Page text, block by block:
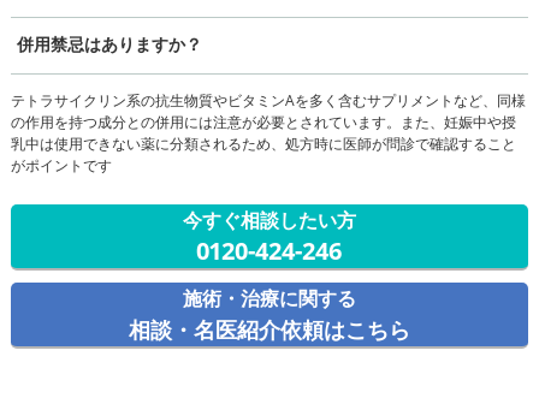
併用禁忌はありますか？
テトラサイクリン系の抗生物質やビタミンAを多く含むサプリメントなど、同様
の作用を持つ成分との併用には注意が必要とされています。また、妊娠中や授
乳中は使用できない薬に分類されるため、処方時に医師が問診で確認すること
がポイントです
今すぐ相談したい方
0120-424-246
施術・治療に関する
相談・名医紹介依頼はこちら